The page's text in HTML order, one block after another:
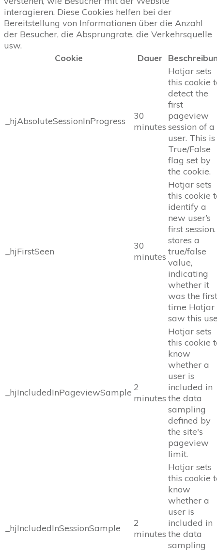
interagieren. Diese Cookies helfen bei der
Bereitstellung von Informationen über die Anzahl
der Besucher, die Absprungrate, die Verkehrsquelle
usw.
Cookie
Dauer
_hjAbsoluteSessionInProgress
30
minutes
Hotjar sets
this cookie
detect the
first
pageview
session of a
user. This
True/False
flag set by
the cookie.
_hjFirstSeen
30
minutes
Hotjar sets
this cookie
identify a
new user’s
first
stores a
true/false
value,
indicating
whether it
was the first
time Hotjar
saw this
_hjIncludedInPageviewSample 2
minutes
Hotjar sets
this cookie
know
whether a
user is
included in
the data
sampling
defined by
the site's
pageview
limit.
_hjIncludedInSessionSample
2
minutes
Hotjar sets
this cookie
know
whether a
user is
included in
the data
sampling